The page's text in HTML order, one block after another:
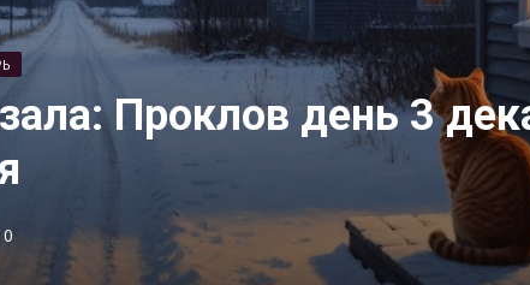
Проклов день 3
0